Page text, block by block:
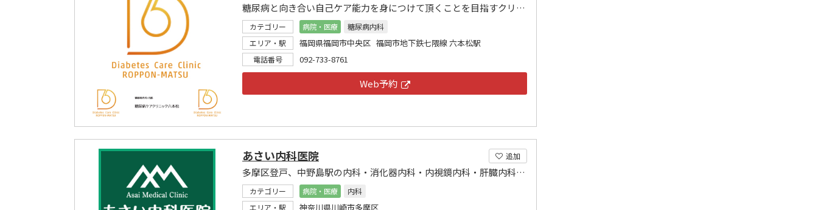
糖尿病と向き合い自己ケア能力を身につけて頂くことを目指すクリニックです。
カテゴリー 病院・医療
糖尿病内科
エリア・駅
福岡県福岡市中央区 福岡市地下鉄七隈線 六本松駅
電話番号 092-733-8761
Web予約
追加
あさい内科医院
多摩区登戸、中野島駅の内科・消化器内科・内視鏡内科・肝臓内科です。
カテゴリー 病院・医療
内科
エリア・駅
神奈川県川崎市多摩区